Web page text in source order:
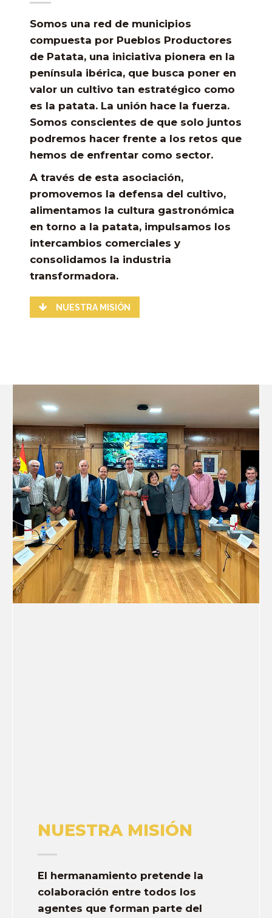
Somos una red de municipios
compuesta por Pueblos Productores
de Patata, una iniciativa pionera en la
península ibérica, que busca poner en
valor un cultivo tan estratégico como
es la patata. La unión hace la fuerza.
Somos conscientes de que solo juntos
podremos hacer frente a los retos que
hemos de enfrentar como sector.
A través de esta asociación,
promovemos la defensa del cultivo,
alimentamos la cultura gastronómica
en torno a la patata, impulsamos los
intercambios comerciales y
consolidamos la industria
transformadora.
NUESTRA MISIÓN
NUESTRA MISIÓN
El hermanamiento pretende la
colaboración entre todos los
agentes que forman parte del